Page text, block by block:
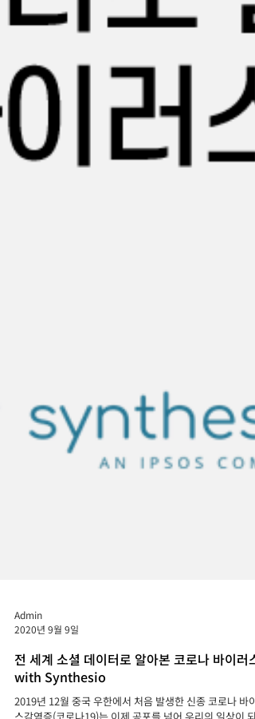
2020년 9월 9일
전 세계 소셜 데이터로 알아본 코로나 바이러스
with Synthesio